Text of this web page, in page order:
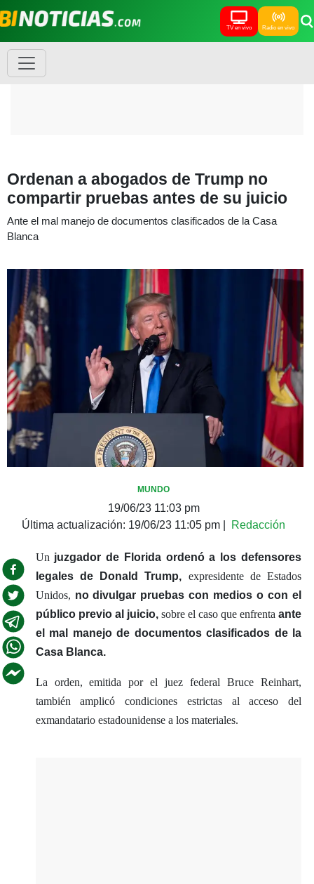
TV en vivo Radio en vivo
Ordenan a abogados de Trump no
compartir pruebas antes de su juicio
Ante el mal manejo de documentos clasificados de la Casa
Blanca
MUNDO
19/06/23 11:03 pm
Última actualización: 19/06/23 11:05 pm Redacción
Un juzgador de Florida ordenó a los defensores
legales de Donald Trump, expresidente de Estados
Unidos, no divulgar pruebas con medios o con el
público previo al juicio,sobre el caso que enfrenta ante
el mal manejo de documentos clasificados de la
Casa Blanca.
La orden, emitida por el juez federal Bruce Reinhart,
también amplicó condiciones estrictas al acceso del
exmandatario estadounidense a los materiales.